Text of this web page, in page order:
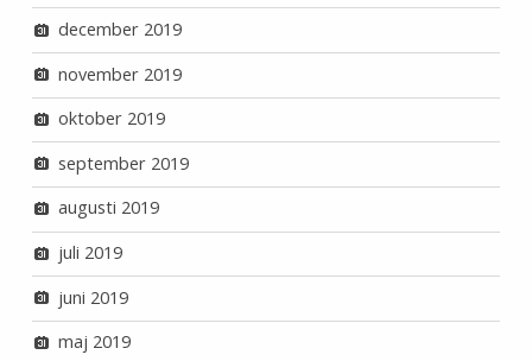
december 2019
november 2019
oktober 2019
september 2019
augusti 2019
juli 2019
juni 2019
maj 2019